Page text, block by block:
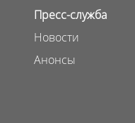
Пресс-служба
Новости
Анонсы